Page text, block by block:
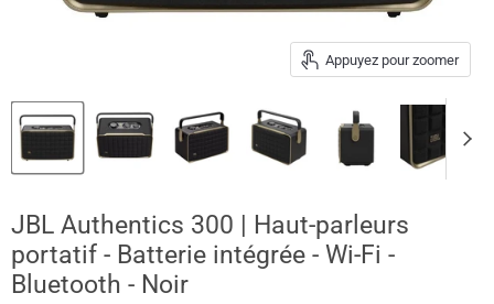
Appuyez pour zoomer
JBL Authentics 300 | Haut-parleurs
portatif - Batterie intégrée - Wi-Fi -
Bluetooth - Noir